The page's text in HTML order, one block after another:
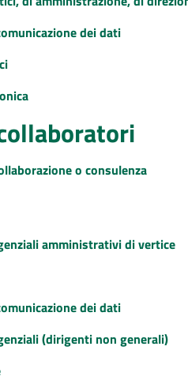
dei dati
o consulenza
amministrativi di vertice
dei dati
(dirigenti non generali)